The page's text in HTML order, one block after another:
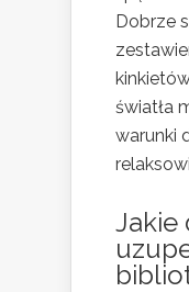
Dobrze
światła
warunki
Jakie